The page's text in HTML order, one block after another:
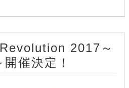
2017～
催決定！